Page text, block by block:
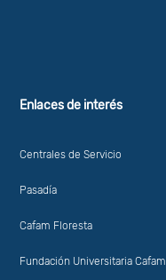
Enlaces de interés
Centrales de Servicio
Pasadía
Cafam Floresta
Fundación Universitaria Cafam